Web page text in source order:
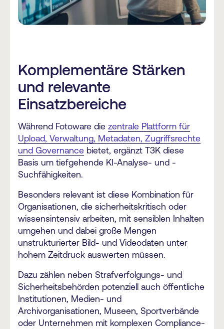
Komplementäre Stärken
und relevante
Einsatzbereiche
Während Fotoware die zentrale Plattform für
Upload, Verwaltung, Metadaten, Zugriffsrechte
und Governance bietet, ergänzt T3K diese
Basis um tiefgehende KI-Analyse- und -
Suchfähigkeiten.
Besonders relevant ist diese Kombination für
Organisationen, die sicherheitskritisch oder
wissensintensiv arbeiten, mit sensiblen Inhalten
umgehen und dabei große Mengen
unstrukturierter Bild- und Videodaten unter
hohem Zeitdruck auswerten müssen.
Dazu zählen neben Strafverfolgungs- und
Sicherheitsbehörden potenziell auch öffentliche
Institutionen, Medien- und
Archivorganisationen, Museen, Sportverbände
oder Unternehmen mit komplexen Compliance-